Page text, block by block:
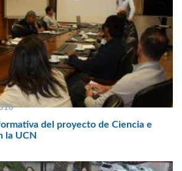
del proyecto de Ciencia e
la UCN